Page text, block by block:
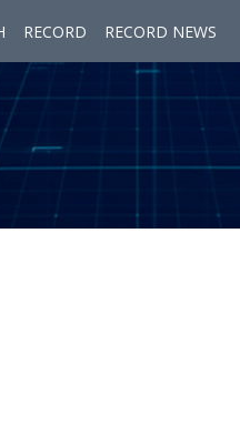
RECORD RECORD NEWS